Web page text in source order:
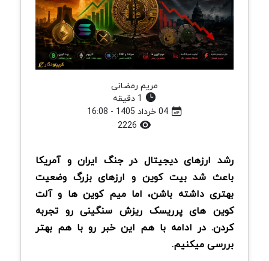
مریم رمضانی
04 خرداد 1405 - 16:08
رشد ارزهای دیجیتال در جنگ ایران و آمریکا
باعث شد بیت کوین و ارزهای بزرگ وضعیت
بهتری داشته باشن، اما میم کوین ها و آلت
کوین های پرریسک ریزش سنگینی رو تجربه
کردن. در ادامه با هم این خبر رو با هم بهتر
بررسی میکنیم.